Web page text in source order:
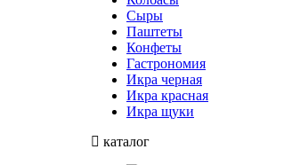
Сыры
Паштеты
Конфеты
Гастрономия
Икра черная
Икра красная
Икра щуки
каталог